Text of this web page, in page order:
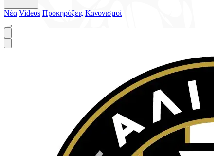
Νέα Videos Προκηρύξεις Κανονισμοί